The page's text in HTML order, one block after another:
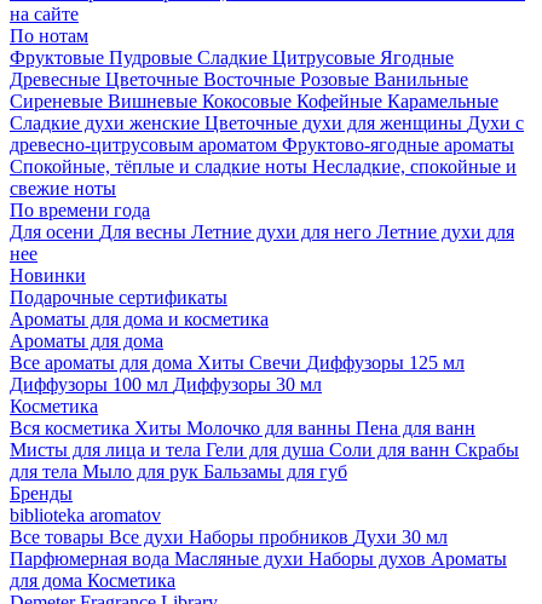
на сайте
По нотам
Фруктовые Пудровые Сладкие Цитрусовые Ягодные
Древесные Цветочные Восточные Розовые Ванильные
Сиреневые Вишневые Кокосовые Кофейные Карамельные
Сладкие духи женские Цветочные духи для женщины Духи с
древесно-цитрусовым ароматом Фруктово-ягодные ароматы
Спокойные, тёплые и сладкие ноты Несладкие, спокойные и
свежие ноты
По времени года
Для осени Для весны Летние духи для него Летние духи для
нее
Новинки
Подарочные сертификаты
Ароматы для дома и косметика
Ароматы для дома
Все ароматы для дома Хиты Свечи Диффузоры 125 мл
Диффузоры 100 мл Диффузоры 30 мл
Косметика
Вся косметика Хиты Молочко для ванны Пена для ванн
Мисты для лица и тела Гели для душа Соли для ванн Скрабы
для тела Мыло для рук Бальзамы для губ
Бренды
biblioteka aromatov
Все товары Все духи Наборы пробников Духи 30 мл
Парфюмерная вода Масляные духи Наборы духов Ароматы
для дома Косметика